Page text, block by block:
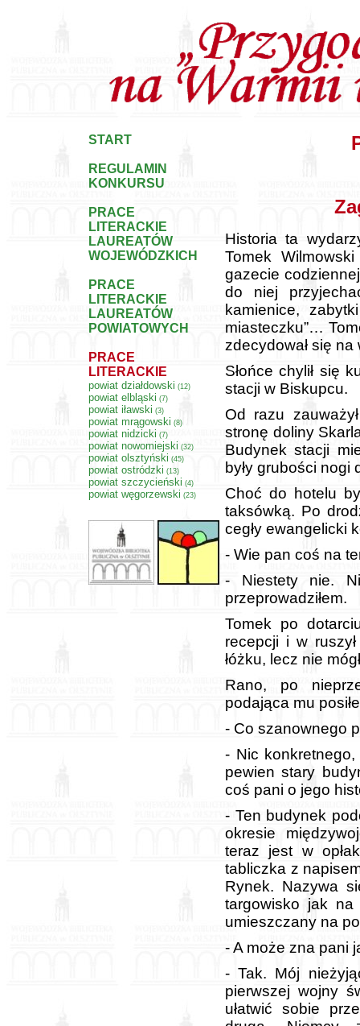
START
REGULAMIN
KONKURSU
PRACE
LITERACKIE
LAUREATÓW
WOJEWÓDZKICH
PRACE
LITERACKIE
LAUREATÓW
POWIATOWYCH
PRACE
LITERACKIE
powiat działdowski (12)
powiat elbląski (7)
powiat iławski (3)
powiat mrągowski (8)
powiat nidzicki (7)
powiat nowomiejski (32)
powiat olsztyński (45)
powiat ostródzki (13)
powiat szczycieński (4)
powiat węgorzewski (23)
Historia ta
Tomek
gazecie
do niej
kamienice,
miasteczku”…
zdecydował się
Słońce chylił się
stacji w Biskupcu.
Od razu
stronę doliny
Budynek stacji
były grubości nogi
Choć do hotelu
taksówką. Po
cegły ewangelicki
- Wie pan coś na
- Niestety nie.
przeprowadziłem.
Tomek po
recepcji i w
łóżku, lecz nie
Rano, po
podająca mu
- Co szanownego
- Nic
pewien stary
coś pani o jego
- Ten budynek
okresie
teraz jest w
tabliczka z
Rynek. Nazywa
targowisko jak na
umieszczany na
- A może zna pani
- Tak. Mój
pierwszej wojny
ułatwić sobie